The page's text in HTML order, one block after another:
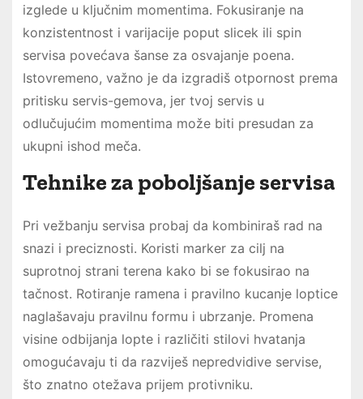
izglede u ključnim momentima. Fokusiranje na
konzistentnost i varijacije poput slicek ili spin
servisa povećava šanse za osvajanje poena.
Istovremeno, važno je da izgradiš otpornost prema
pritisku servis-gemova, jer tvoj servis u
odlučujućim momentima može biti presudan za
ukupni ishod meča.
Tehnike za poboljšanje servisa
Pri vežbanju servisa probaj da kombiniraš rad na
snazi i preciznosti. Koristi marker za cilj na
suprotnoj strani terena kako bi se fokusirao na
tačnost. Rotiranje ramena i pravilno kucanje loptice
naglašavaju pravilnu formu i ubrzanje. Promena
visine odbijanja lopte i različiti stilovi hvatanja
omogućavaju ti da razviješ nepredvidive servise,
što znatno otežava prijem protivniku.